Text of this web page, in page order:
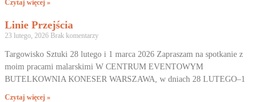
Czytaj więcej »
Linie Przejścia
23 lutego, 2026 Brak komentarzy
Targowisko Sztuki 28 lutego i 1 marca 2026 Zapraszam na spotkanie z
moim pracami malarskimi W CENTRUM EVENTOWYM
BUTELKOWNIA KONESER WARSZAWA, w dniach 28 LUTEGO–1
Czytaj więcej »